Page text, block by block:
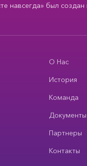
навсегда» был
О Нас
История
Команда
Документы
Партнеры
Контакты